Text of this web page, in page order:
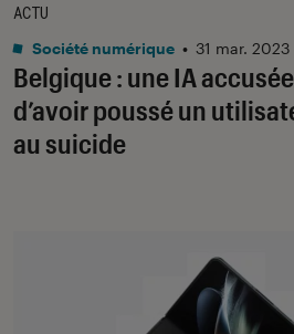
Belgique : une IA accusée
d’avoir poussé un
au suicide
ACTU
Société numérique • 31 mar. 2023